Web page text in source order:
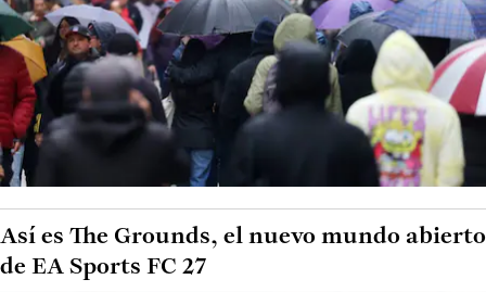
Así es The Grounds, el nuevo mundo abierto
de EA Sports FC 27